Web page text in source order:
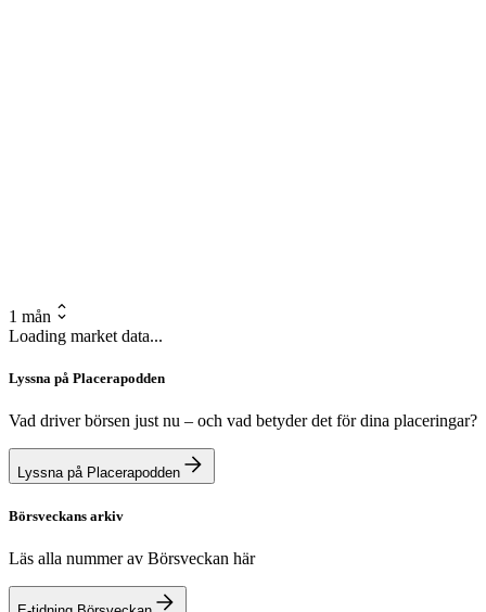
1 mån
Loading market data...
Lyssna på Placerapodden
Vad driver börsen just nu – och vad betyder det för dina placeringar?
Lyssna på Placerapodden
Börsveckans arkiv
Läs alla nummer av Börsveckan här